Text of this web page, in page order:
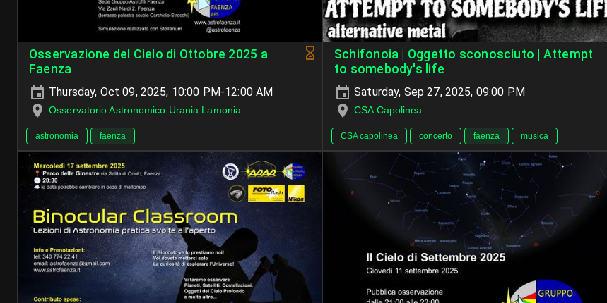
Osservazione del Cielo di Ottobre 2025 a
Faenza
Thursday, Oct 09, 2025, 10:00 PM-12:00 AM
Osservatorio Astronomico Urania Lamonia
astronomia faenza
Schifonoia | Oggetto sconosciuto | Attempt
to somebody's life
Saturday, Sep 27, 2025, 09:00 PM
CSA Capolinea
CSA capolinea concerto faenza musica